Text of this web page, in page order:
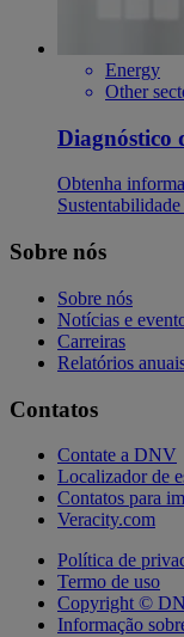
Energy
Other
Diagnóstico
Obtenha
Sobre nós
Sobre nós
Notícias e
Carreiras
Relatórios
Contatos
Contate a DNV
Localizador de
Contatos para
Veracity.com
Política de
Termo de uso
Copyright ©
Informação